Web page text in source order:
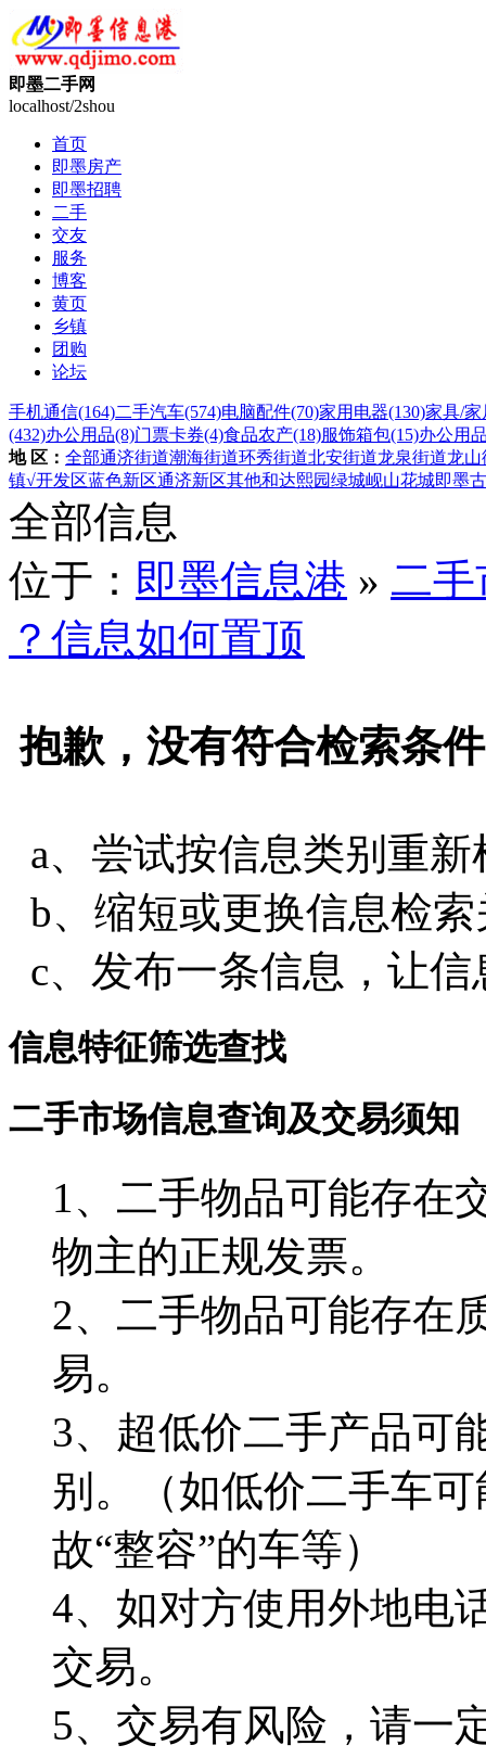
即墨二手网
localhost/2shou
首页
即墨房产
即墨招聘
二手
交友
服务
博客
黄页
乡镇
团购
论坛
手机通信(164)二手汽车(574)电脑配件(70)家用电器(130)家具/家
(432)办公用品(8)门票卡券(4)食品农产(18)服饰箱包(15)办公用
地 区： 全部通济街道潮海街道环秀街道北安街道龙泉街道龙山
镇√开发区蓝色新区通济新区其他和达熙园绿城岘山花城即墨
全部信息
位于： 即墨信息港 » 二
？信息如何置顶
抱歉，没有符合检索条
a、尝试按信息类别重
b、缩短或更换信息检
c、发布一条信息，让
信息特征筛选查找
二手市场信息查询及交易须知
1、二手物品可能存在
物主的正规发票。
2、二手物品可能存在
易。
3、超低价二手产品可
别。（如低价二手车
故“整容”的车等）
4、如对方使用外地电
交易。
5、交易有风险，请一